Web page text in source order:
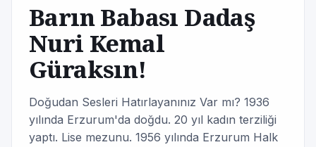
Barın Babası Dadaş
Nuri Kemal
Güraksın!
Doğudan Sesleri Hatırlayanınız Var mı? 1936
yılında Erzurum'da doğdu. 20 yıl kadın terziliği
yaptı. Lise mezunu. 1956 yılında Erzurum Halk